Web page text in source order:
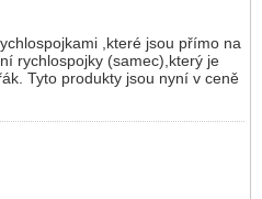
,které jsou přímo na
rychlospojky (samec),který je
Tyto produkty jsou nyní v ceně